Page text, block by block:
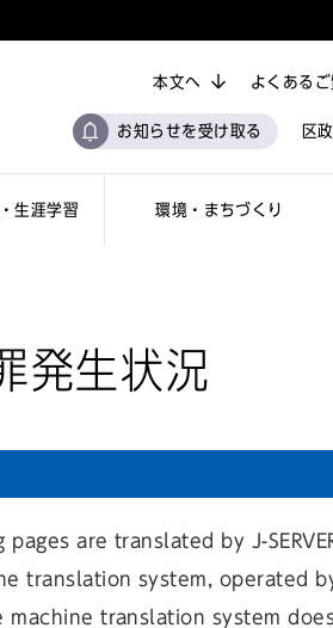
生涯学習 環境・まちづくり
区
本文へ よくあるご
お知らせを受け取る
発生状況
are translated by J-
translation system, operated
machine translation system